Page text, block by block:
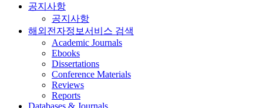
공지사항
공지사항
해외전자정보서비스 검색
Academic Journals
Ebooks
Dissertations
Conference Materials
Reviews
Reports